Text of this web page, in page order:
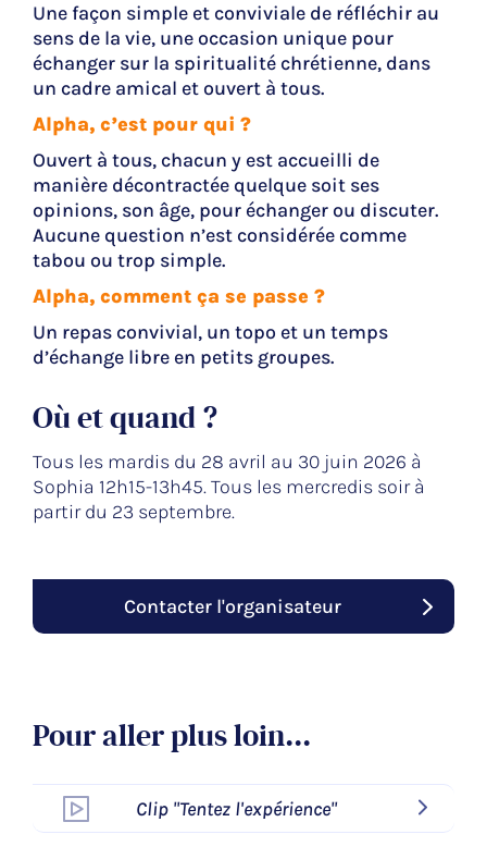
Une façon simple et conviviale de réfléchir au
sens de la vie, une occasion unique pour
échanger sur la spiritualité chrétienne, dans
un cadre amical et ouvert à tous.
Alpha, c’est pour qui ?
Ouvert à tous, chacun y est accueilli de
manière décontractée quelque soit ses
opinions, son âge, pour échanger ou discuter.
Aucune question n’est considérée comme
tabou ou trop simple.
Alpha, comment ça se passe ?
Un repas convivial, un topo et un temps
d’échange libre en petits groupes.
Où et quand ?
Tous les mardis du 28 avril au 30 juin 2026 à
Sophia 12h15-13h45. Tous les mercredis soir à
partir du 23 septembre.
Contacter l'organisateur
Pour aller plus loin...
Clip "Tentez l'expérience"